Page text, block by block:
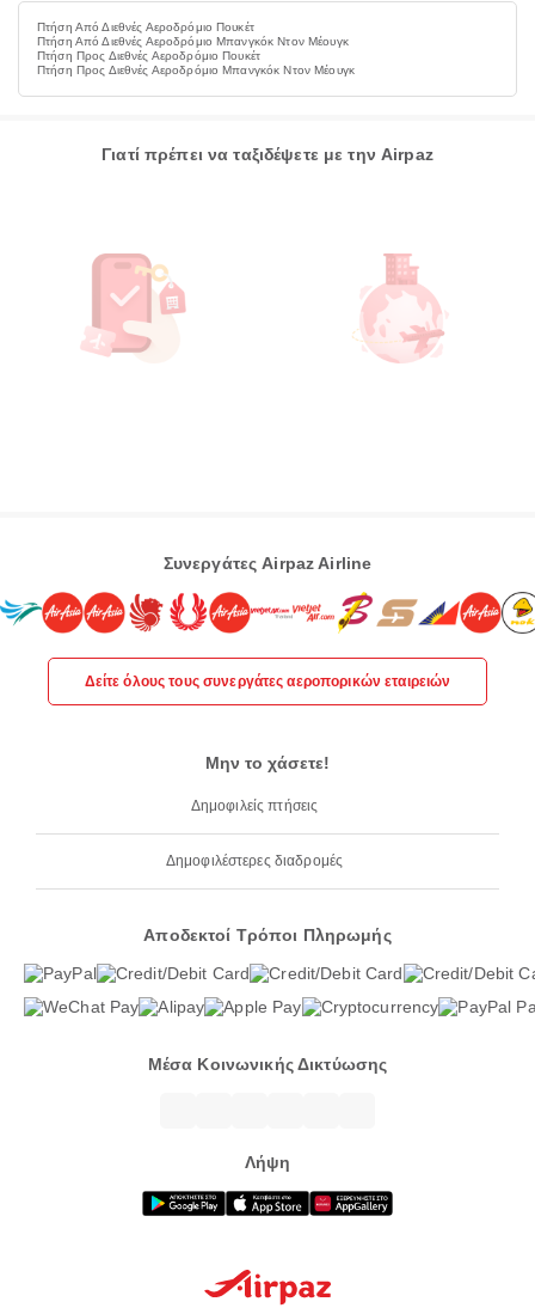
Πτήση Από Διεθνές Αεροδρόμιο Πουκέτ
Πτήση Από Διεθνές Αεροδρόμιο Μπανγκόκ Ντον Μέουγκ
Πτήση Προς Διεθνές Αεροδρόμιο Πουκέτ
Πτήση Προς Διεθνές Αεροδρόμιο Μπανγκόκ Ντον Μέουγκ
Γιατί πρέπει να ταξιδέψετε με την Airpaz
Συνεργάτες Airpaz Airline
Δείτε όλους τους συνεργάτες αεροπορικών εταιρειών
Μην το χάσετε!
Δημοφιλείς πτήσεις
Δημοφιλέστερες διαδρομές
Αποδεκτοί Τρόποι Πληρωμής
Μέσα Κοινωνικής Δικτύωσης
Λήψη